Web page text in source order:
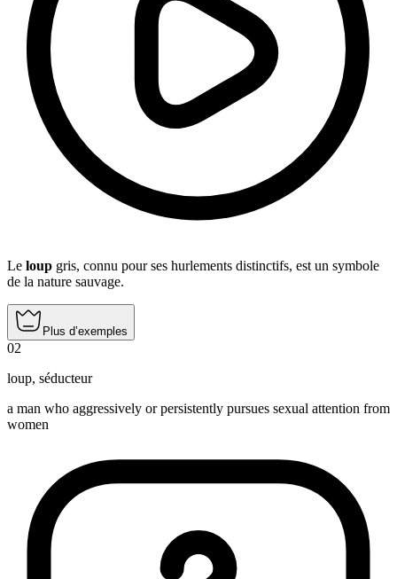
Le loup gris, connu pour ses hurlements distinctifs, est un symbole
de la nature sauvage.
Plus d’exemples
02
loup, séducteur
a man who aggressively or persistently pursues sexual attention from
women